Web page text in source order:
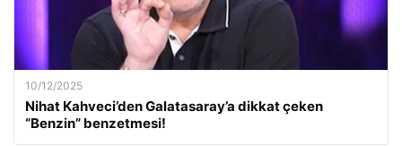
10/12/2025
Nihat Kahveci’den Galatasaray’a dikkat çeken
“Benzin” benzetmesi!